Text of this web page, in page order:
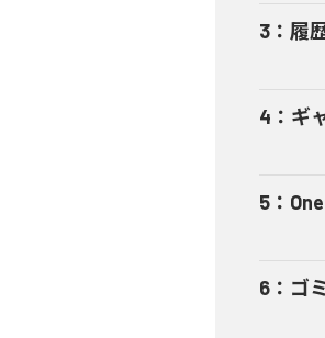
3 ： 履
4 ： ギ
5 ：
6 ： ゴ